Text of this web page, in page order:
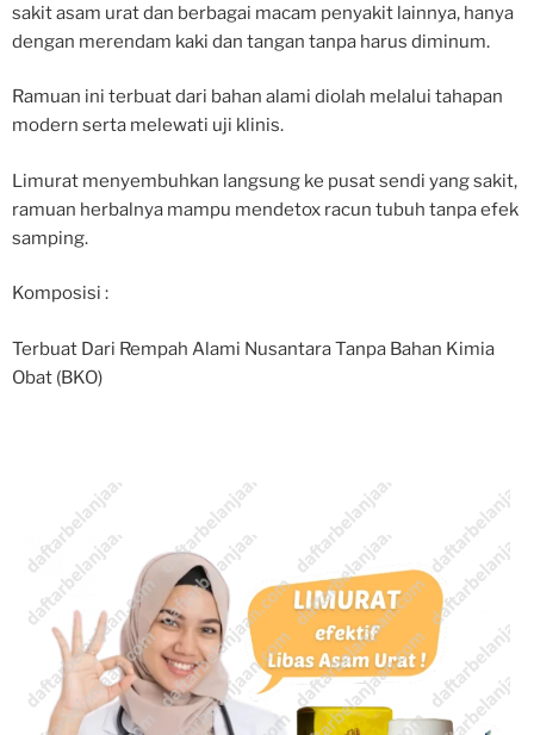
sakit asam urat dan berbagai macam penyakit lainnya, hanya
dengan merendam kaki dan tangan tanpa harus diminum.
Ramuan ini terbuat dari bahan alami diolah melalui tahapan
modern serta melewati uji klinis.
Limurat menyembuhkan langsung ke pusat sendi yang sakit,
ramuan herbalnya mampu mendetox racun tubuh tanpa efek
samping.
Komposisi :
Terbuat Dari Rempah Alami Nusantara Tanpa Bahan Kimia
Obat (BKO)